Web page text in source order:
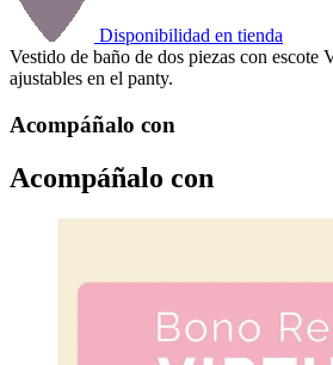
Disponibilidad en tienda
Vestido de baño de dos piezas con escote
ajustables en el panty.
Acompáñalo con
Acompáñalo con